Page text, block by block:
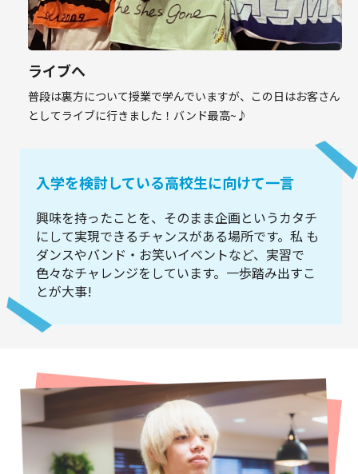
ライブへ
普段は裏方について授業で学んでいますが、この日はお客さん
としてライブに行きました！バンド最高~♪
入学を検討している高校生に向けて一言
興味を持ったことを、そのまま企画というカタチ
にして実現できるチャンスがある場所です。私 も
ダンスやバンド・お笑いイベントなど、実習で
色々なチャレンジをしています。一歩踏み出すこ
とが大事!